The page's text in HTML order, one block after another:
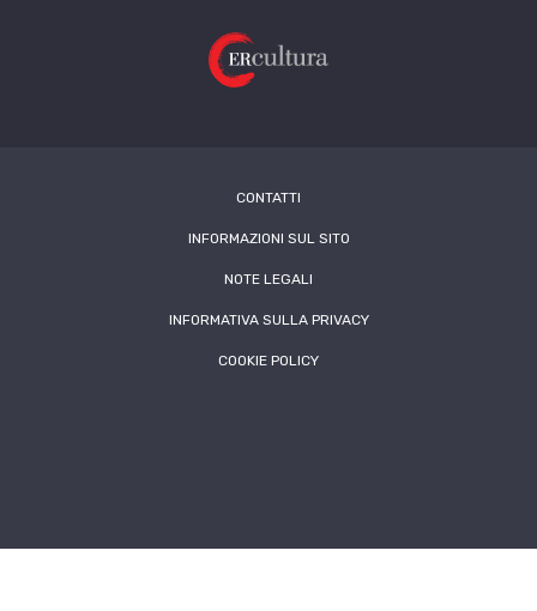
CONTATTI
INFORMAZIONI SUL SITO
NOTE LEGALI
INFORMATIVA SULLA PRIVACY
COOKIE POLICY